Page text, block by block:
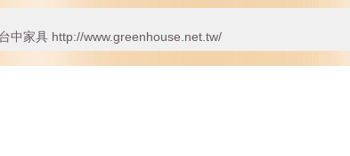
中家具 http://www.greenhouse.net.tw/